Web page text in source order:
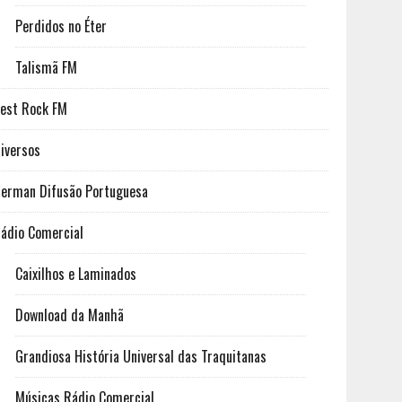
Perdidos no Éter
Talismã FM
Rock FM
Difusão Portuguesa
Comercial
Caixilhos e Laminados
Download da Manhã
Grandiosa História Universal das Traquitanas